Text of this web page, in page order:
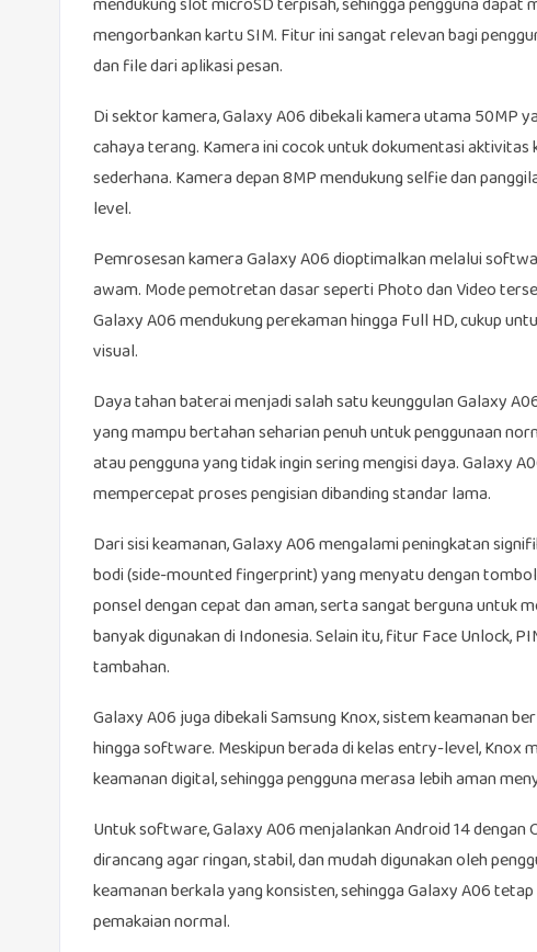
mendukung slot microSD terpisah, sehingga pengguna
mengorbankan kartu SIM. Fitur ini sangat relevan bagi
dan file dari aplikasi pesan.
Di sektor kamera, Galaxy A06 dibekali kamera utama 50MP
cahaya terang. Kamera ini cocok untuk dokumentasi
sederhana. Kamera depan 8MP mendukung selfie dan
level.
Pemrosesan kamera Galaxy A06 dioptimalkan melalui
awam. Mode pemotretan dasar seperti Photo dan Video
Galaxy A06 mendukung perekaman hingga Full HD, cukup
visual.
Daya tahan baterai menjadi salah satu keunggulan Galaxy
yang mampu bertahan seharian penuh untuk penggunaan
atau pengguna yang tidak ingin sering mengisi daya. Galaxy
mempercepat proses pengisian dibanding standar lama.
Dari sisi keamanan, Galaxy A06 mengalami peningkatan
bodi (side-mounted fingerprint) yang menyatu dengan
ponsel dengan cepat dan aman, serta sangat berguna untuk
banyak digunakan di Indonesia. Selain itu, fitur Face Unlock,
tambahan.
Galaxy A06 juga dibekali Samsung Knox, sistem keamanan
hingga software. Meskipun berada di kelas entry-level, Knox
keamanan digital, sehingga pengguna merasa lebih aman
Untuk software, Galaxy A06 menjalankan Android 14 dengan
dirancang agar ringan, stabil, dan mudah digunakan oleh
keamanan berkala yang konsisten, sehingga Galaxy A06
pemakaian normal.